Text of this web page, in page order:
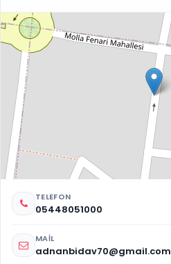
TELEFON
05448051000
MAIL
adnanbidav70@gmail.com